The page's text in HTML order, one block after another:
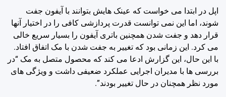
اپل در ابتدا می خواست که عینک هایش بتوانند با آیفون جفت
شوند، اما این نمی توانست قدرت پردازشی کافی را در اختیار آنها
قرار دهد و جفت شدن همچنین باتری آیفون را بسیار سریع خالی
می کرد. این زمانی بود که تغییر به جفت شدن با مک اتفاق افتاد.
با این حال، این گزارش ادعا می کند که محصول متصل به مک “در
بررسی ها با مدیران اجرایی عملکرد ضعیفی داشت و ویژگی های
مورد نظر همچنان در حال تغییر بودند”.